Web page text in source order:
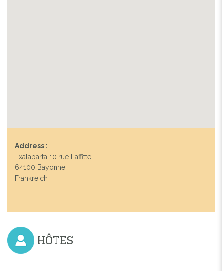
Address :
Txalaparta 10 rue Laffitte
64100 Bayonne
Frankreich
HÔTES